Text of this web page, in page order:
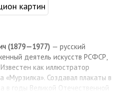
картин
(1879—1977) — русский
деятель искусств РСФСР,
как иллюстратор
«Мурзилка». Создавал плакаты в
в годы Великой Отечественной